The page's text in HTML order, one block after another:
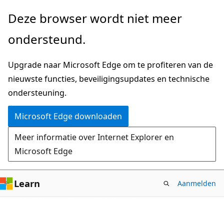
Naar
gaan
Deze browser wordt niet meer
ondersteund.
Upgrade naar Microsoft Edge om te profiteren van de
nieuwste functies, beveiligingsupdates en technische
ondersteuning.
Microsoft Edge downloaden
Meer informatie over Internet Explorer en
Microsoft Edge
Learn Aanmelden